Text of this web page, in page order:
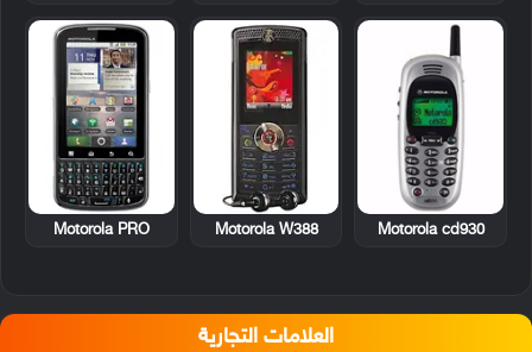
Motorola cd930
Motorola W388
Motorola PRO
العلامات التجارية